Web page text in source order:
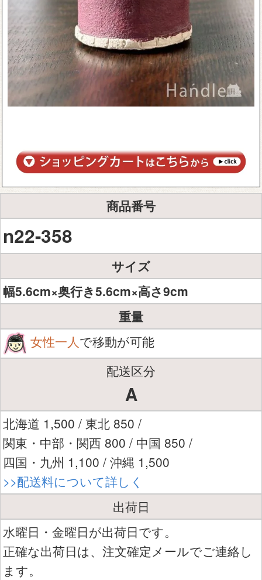
商品番号
n22-358
サイズ
幅5.6cm×奥行き5.6cm×高さ9cm
重量
女性一人で移動が可能
配送区分
A
北海道 1,500 / 東北 850 /
関東・中部・関西 800 / 中国 850 /
四国・九州 1,100 / 沖縄 1,500
>>配送料について詳しく
出荷日
水曜日・金曜日が出荷日です。
正確な出荷日は、注文確定メールでご連絡し
ます。